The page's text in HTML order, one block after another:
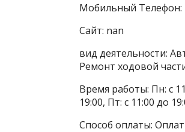
Мобильный Телефон:
Сайт: nan
вид деятельности:
Ремонт ходовой
Время работы: Пн: с
19:00, Пт: с 11:00 до
Способ оплаты: